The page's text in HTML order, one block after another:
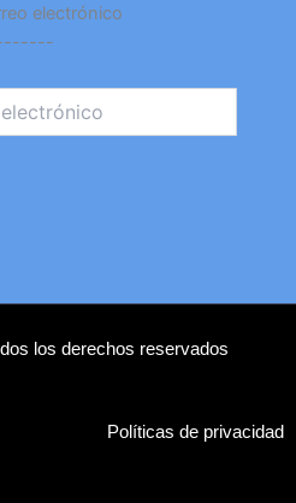
electrónico
los derechos reservados
Políticas de privacidad